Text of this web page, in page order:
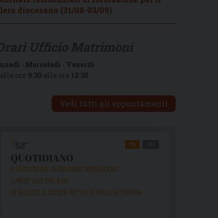
diocesano (31/08-03/09)
- Mercoledì - Venerdì
ore 9:30 alle ore 12:30
Vedi tutti gli appuntamenti